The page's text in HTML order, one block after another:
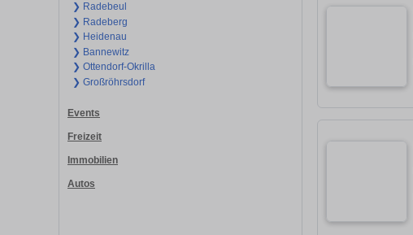
❯ Radebeul
❯ Radeberg
❯ Heidenau
❯ Bannewitz
❯ Ottendorf-Okrilla
❯ Großröhrsdorf
Events
Freizeit
Immobilien
Autos